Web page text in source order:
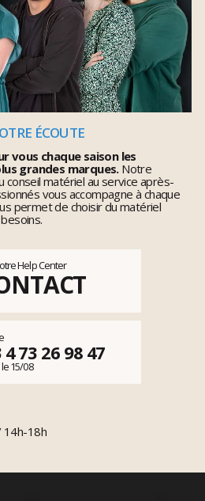
ÉCOUTE
vous chaque saison les
grandes marques.Notre
conseil matériel au service après-
vous accompagne à chaque
permet de choisir du matériel
Help Center
4 73 26 98 47
15/08
14h-18h